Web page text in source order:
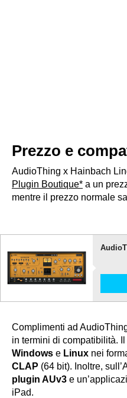
Prezzo e
AudioThing x Hainbach
Plugin Boutique* a un
mentre il prezzo normale
Complimenti ad
in termini di compatibilità.
Windows e Linux nei
CLAP (64 bit). Inoltre,
plugin AUv3 e
iPad.